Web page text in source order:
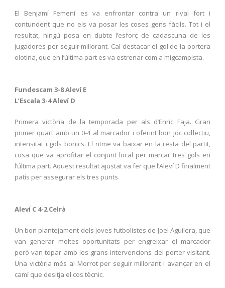
El Benjamí Femení es va enfrontar contra un rival fort i
contundent que no els va posar les coses gens fàcils. Tot i el
resultat, ningú posa en dubte l’esforç de cadascuna de les
jugadores per seguir millorant. Cal destacar el gol de la portera
olotina, que en l’última part es va estrenar com a migcampista.
Fundescam 3-8 Aleví E
L’Escala 3-4 Aleví D
Primera victòria de la temporada per als d’Enric Faja. Gran
primer quart amb un 0-4 al marcador i oferint bon joc col·lectiu,
intensitat i gols bonics. El ritme va baixar en la resta del partit,
cosa que va aprofitar el conjunt local per marcar tres gols en
l’última part. Aquest resultat ajustat va fer que l’Aleví D finalment
patís per assegurar els tres punts.
Aleví C 4-2 Celrà
Un bon plantejament dels joves futbolistes de Joel Aguilera, que
van generar moltes oportunitats per engreixar el marcador
però van topar amb les grans intervencions del porter visitant.
Una victòria més al Morrot per seguir millorant i avançar en el
camí que desitja el cos tècnic.